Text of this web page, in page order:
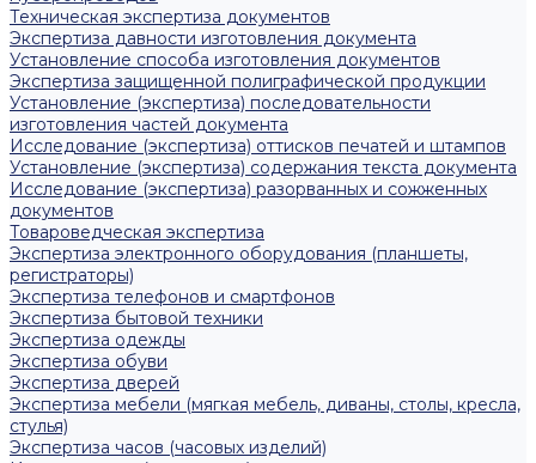
Техническая экспертиза документов
Экспертиза давности изготовления документа
Установление способа изготовления документов
Экспертиза защищенной полиграфической продукции
Установление (экспертиза) последовательности
изготовления частей документа
Исследование (экспертиза) оттисков печатей и штампов
Установление (экспертиза) содержания текста документа
Исследование (экспертиза) разорванных и сожженных
документов
Товароведческая экспертиза
Экспертиза электронного оборудования (планшеты,
регистраторы)
Экспертиза телефонов и смартфонов
Экспертиза бытовой техники
Экспертиза одежды
Экспертиза обуви
Экспертиза дверей
Экспертиза мебели (мягкая мебель, диваны, столы, кресла,
стулья)
Экспертиза часов (часовых изделий)